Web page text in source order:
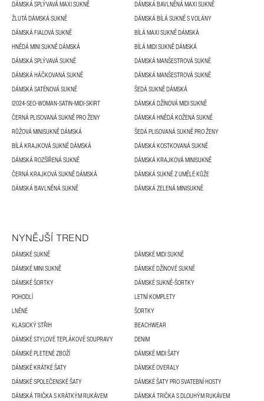
DÁMSKÁ SPLÝVAVÁ MAXI SUKNĚ
DÁMSKÁ BAVLNĚNÁ MAXI SUKNĚ
ŽLUTÁ DÁMSKÁ SUKNĚ
DÁMSKÁ BÍLÁ SUKNĚ S VOLÁNY
DÁMSKÁ FIALOVÁ SUKNĚ
BÍLÁ MAXI SUKNĚ DÁMSKÁ
HNĚDÁ MINI SUKNĚ DÁMSKÁ
BÍLÁ MIDI SUKNĚ DÁMSKÁ
DÁMSKÁ SPLÝVAVÁ SUKNĚ
DÁMSKÁ MANŠESTROVÁ SUKNĚ
DÁMSKÁ HÁČKOVANÁ SUKNĚ
DÁMSKÁ MANŠESTROVÁ SUKNĚ
DÁMSKÁ SATÉNOVÁ SUKNĚ
ŠEDÁ SUKNĚ DÁMSKÁ
I2024-SEO-WOMAN-SATIN-MIDI-SKIRT
DÁMSKÁ DŽÍNOVÁ MIDI SUKNĚ
ČERNÁ PLISOVANÁ SUKNĚ PRO ŽENY
DÁMSKÁ HNĚDÁ KOŽENÁ SUKNĚ
RŮŽOVÁ MINISUKNĚ DÁMSKÁ
ŠEDÁ PLISOVANÁ SUKNĚ PRO ŽENY
BÍLÁ KRAJKOVÁ SUKNĚ DÁMSKÁ
DÁMSKÁ KOSTKOVANÁ SUKNĚ
DÁMSKÁ ROZŠÍŘENÁ SUKNĚ
DÁMSKÁ KRAJKOVÁ MINISUKNĚ
ČERNÁ KRAJKOVÁ SUKNĚ DÁMSKÁ
DÁMSKÁ SUKNĚ Z UMĚLÉ KŮŽE
DÁMSKÁ BAVLNĚNÁ SUKNĚ
DÁMSKÁ ZELENÁ MINISUKNĚ
NYNĚJŠÍ TREND
DÁMSKÉ SUKNĚ
DÁMSKÉ MIDI SUKNĚ
DÁMSKÉ MINI SUKNĚ
DÁMSKÉ DŽÍNOVÉ SUKNĚ
DÁMSKÉ ŠORTKY
DÁMSKÉ SUKNĚ-ŠORTKY
POHODLÍ
LETNÍ KOMPLETY
LNĚNÉ
ŠORTKY
KLASICKÝ STŘIH
BEACHWEAR
DÁMSKÉ STYLOVÉ TEPLÁKOVÉ SOUPRAVY
DENIM
DÁMSKÉ PLETENÉ ZBOŽÍ
DÁMSKÉ MIDI ŠATY
DÁMSKÉ KRÁTKÉ ŠATY
DÁMSKÉ OVERALY
DÁMSKÉ SPOLEČENSKÉ ŠATY
DÁMSKÉ ŠATY PRO SVATEBNÍ HOSTY
DÁMSKÁ TRIČKA S KRÁTKÝM RUKÁVEM
DÁMSKÁ TRIČKA S DLOUHÝM RUKÁVEM